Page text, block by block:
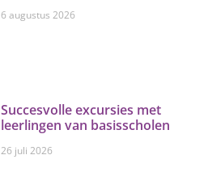
6 augustus 2026
Succesvolle excursies met
leerlingen van basisscholen
26 juli 2026